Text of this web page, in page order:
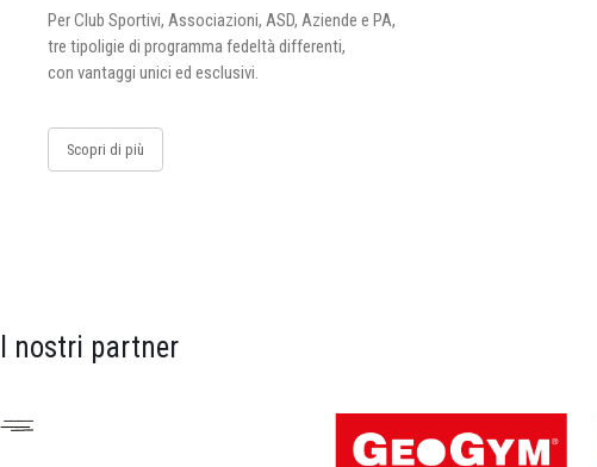
Per Club Sportivi, Associazioni, ASD, Aziende e PA,
tre tipoligie di programma fedeltà differenti,
con vantaggi unici ed esclusivi.
Scopri di più
I nostri partner